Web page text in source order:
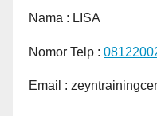
Nama : LISA
Nomor Telp :
Email :